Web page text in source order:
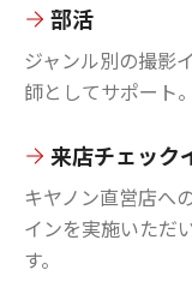
部活
ジャンル別の撮影
師としてサポート。
来店チェック
キヤノン直営店へ
インを実施いただ
す。